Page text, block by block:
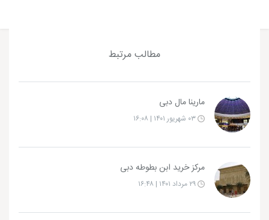
مطالب مرتبط
مارینا مال دبی
مرکز خرید ابن بطوطه دبی